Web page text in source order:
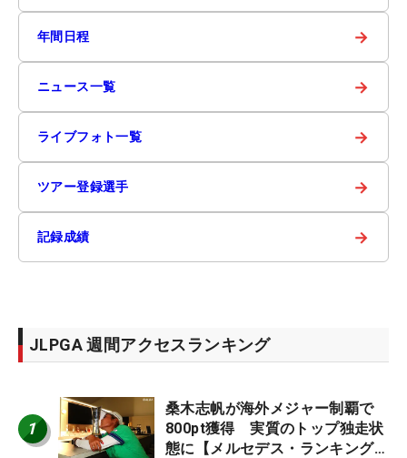
年間日程 →
ニュース一覧 →
ライブフォト一覧 →
ツアー登録選手 →
記録成績 →
JLPGA 週間アクセスランキング
1
桑木志帆が海外メジャー制覇で
800pt獲得 実質のトップ独走状
態に【メルセデス・ランキング番